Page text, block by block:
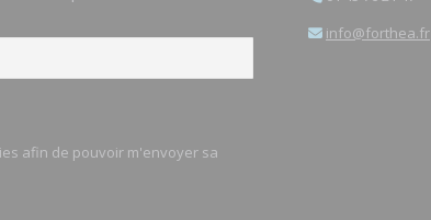
afin de pouvoir m'envoyer sa
info@forthea.fr